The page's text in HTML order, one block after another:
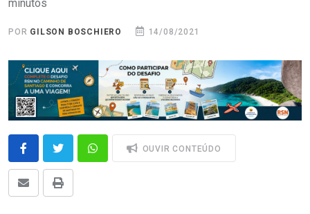
minutos
POR GILSON BOSCHIERO 14/08/2021
OUVIR CONTEÚDO